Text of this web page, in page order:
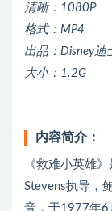
清晰：1080P
格式：MP4
出品：Disney迪
大小：1.2G
内容简介：
《救难小英雄
Stevens执导，
音，于1977年6